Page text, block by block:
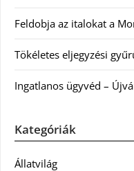
Feldobja az italokat a
Tökéletes eljegyzési
Ingatlanos ügyvéd –
Kategóriák
Állatvilág